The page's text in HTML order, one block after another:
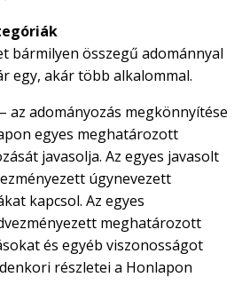
bármilyen összegű adománnyal
egy, akár több alkalommal.
az adományozás megkönnyítése
egyes meghatározott
javasolja. Az egyes javasolt
úgynevezett
kapcsol. Az egyes
meghatározott
és egyéb viszonosságot
részletei a Honlapon